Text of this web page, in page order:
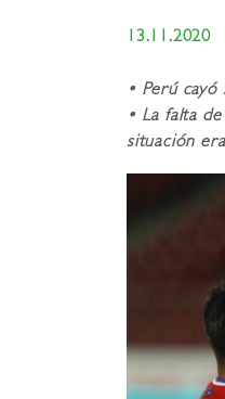
13.11.2020
• Perú
• La falta
situación